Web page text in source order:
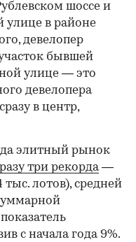
шоссе и
улице в районе
девелопер
бывшей
улице — это
девелопера
в центр,
элитный рынок
три рекорда—
лотов), средней
с начала года 9%.